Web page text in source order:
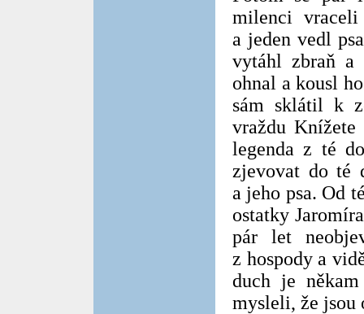
milenci
a jeden vedl
vytáhl zbraň a
ohnal a kousl
sám sklátil k
vraždu Knížete
legenda z té
zjevovat do té
a jeho psa. Od
ostatky
pár let
z hospody a
duch je
mysleli, že jsou